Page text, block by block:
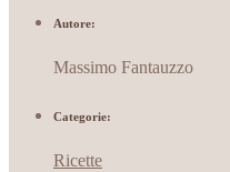
Autore:
Massimo Fantauzzo
Categorie:
Ricette